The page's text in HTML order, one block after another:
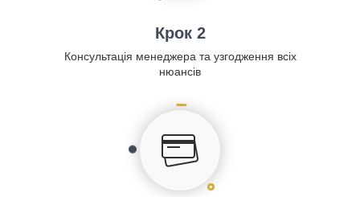
Крок 2
Консультація менеджера та узгодження всіх
нюансів